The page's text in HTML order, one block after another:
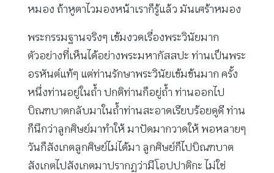
หมอง ถ้าหูตาไวมองหน้าเราก็รู้แล้ว มันเศร้าหมอง
พระกรรมฐานจริงๆ เข้มงวดเรื่องพระวินัยมาก
ตัวอย่างที่เห็นได้อย่างพระมหากัสสปะ ท่านเป็นพระ
อรหันต์แท้ๆ แต่ท่านรักษาพระวินัยเข้มข้นมาก ครั้ง
หนึ่งท่านอยู่ในถ้ำ ปกติท่านก็อยู่ถ้ำ ท่านออกไป
บิณฑบาตกลับมาในถ้ำท่านสะอาดเรียบร้อยดูดี ท่าน
ก็นึกว่าลูกศิษย์มาทำให้ มาปัดมากวาดให้ พอหลายๆ
วันก็สังเกตลูกศิษย์ไม่ได้มา ลูกศิษย์ก็ไปบิณฑบาต
สังเกตไปสังเกตมาปรากฏว่ามีโอปปาติกะ ไม่ใช่